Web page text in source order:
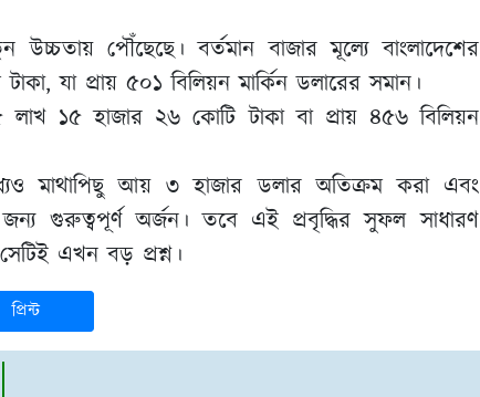
পৌঁছেছে। বর্তমান বাজার মূল্যে বাংলাদেশের
যা প্রায় ৫০১ বিলিয়ন মার্কিন ডলারের সমান।
১৫ হাজার ২৬ কোটি টাকা বা প্রায় ৪৫৬ বিলিয়ন
মাথাপিছু আয় ৩ হাজার ডলার অতিক্রম করা এবং
গুরুত্বপূর্ণ অর্জন। তবে এই প্রবৃদ্ধির সুফল সাধারণ
এখন বড় প্রশ্ন।
প্রিন্ট